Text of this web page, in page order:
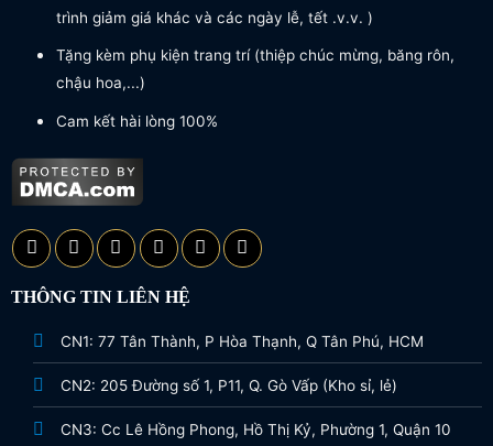
trình giảm giá khác và các ngày lễ, tết .v.v. )
Tặng kèm phụ kiện trang trí (thiệp chúc mừng, băng rôn,
chậu hoa,...)
Cam kết hài lòng 100%
THÔNG TIN LIÊN HỆ
CN1: 77 Tân Thành, P Hòa Thạnh, Q Tân Phú, HCM
CN2: 205 Đường số 1, P11, Q. Gò Vấp (Kho sỉ, lẻ)
CN3: Cc Lê Hồng Phong, Hồ Thị Kỷ, Phường 1, Quận 10